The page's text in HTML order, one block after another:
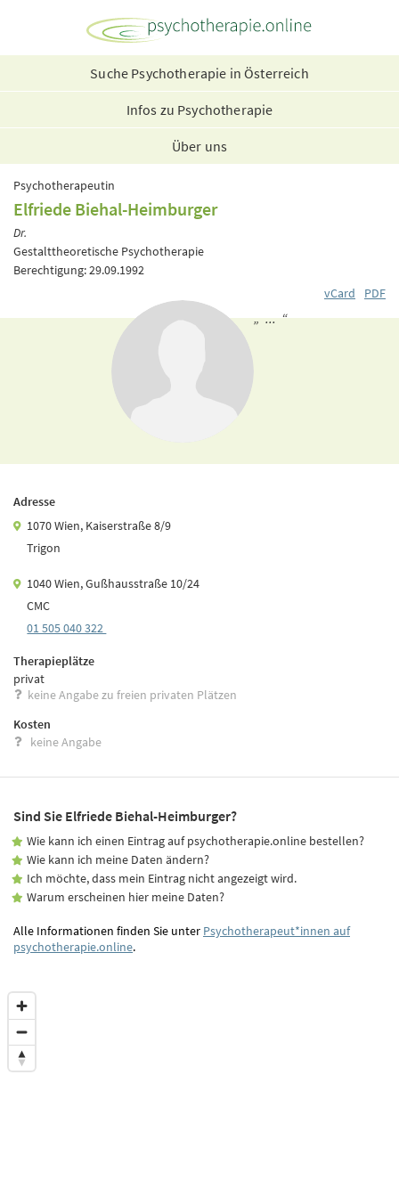
Suche Psychotherapie in Österreich
Infos zu Psychotherapie
Über uns
Psychotherapeutin
Elfriede Biehal-Heimburger
Dr.
Gestalttheoretische Psychotherapie
Berechtigung: 29.09.1992
vCard
PDF
„ ... “
Adresse
1070 Wien, Kaiserstraße 8/9
Trigon
1040 Wien, Gußhausstraße 10/24
CMC
01 505 040 322
Therapieplätze
privat
keine Angabe zu freien privaten Plätzen
Kosten
keine Angabe
Sind Sie Elfriede Biehal-Heimburger?
Wie kann ich einen Eintrag auf psychotherapie.online bestellen?
Wie kann ich meine Daten ändern?
Ich möchte, dass mein Eintrag nicht angezeigt wird.
Warum erscheinen hier meine Daten?
Alle Informationen finden Sie unter Psychotherapeut*innen auf
psychotherapie.online.